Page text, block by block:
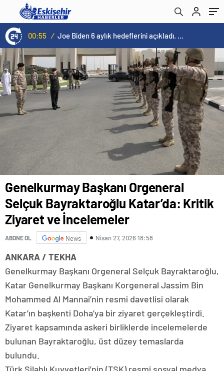
00:55 / Joe Biden 6 aylık hedeflerini açıkladı. Senato buz gibi…
İncelemeler
Genelkurmay Başkanı Orgeneral
Selçuk Bayraktaroğlu Katar’da: Kritik
Ziyaret ve İncelemeler
ABONE OL News Nisan 27, 2026 18:58
ANKARA / TEKHA
Genelkurmay Başkanı Orgeneral Selçuk Bayraktaroğlu,
Katar Genelkurmay Başkanı Korgeneral Jassim Bin
Mohammed Al Mannai’nin resmi davetlisi olarak
Katar’ın başkenti Doha’ya bir ziyaret gerçekleştirdi.
Ziyaret kapsamında askeri birliklerde incelemelerde
bulunan Bayraktaroğlu, üst düzey temaslarda
bulundu.